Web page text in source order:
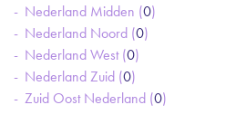
Nederland Midden (0)
Nederland Noord (0)
Nederland West (0)
Nederland Zuid (0)
Zuid Oost Nederland (0)